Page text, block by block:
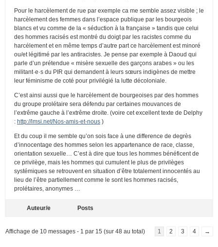
Pour le harcèlement de rue par exemple ca me semble assez visible ; le
harcèlement des femmes dans l’espace publique par les bourgeois
blancs et vu comme de la « séduction à la française » tandis que celui
des hommes racisés est montré du doigt par les racistes comme du
harcélement et en même temps d’autre part ce harcèlement est minoré
ou/et légitimé par les antiracistes. Je pense par exemple à Daoud qui
parle d’un prétendue « misère sexuelle des garçons arabes » ou les
militant·e·s du PIR qui demandent à leurs sœurs indigènes de mettre
leur féminisme de coté pour privilégié la lutte décoloniale.
C’est ainsi aussi que le harcèlement de bourgeoises par des hommes
du groupe prolétaire sera défendu par certaines mouvances de
l’extrême gauche à l’extrême droite. (voire cet excellent texte de Delphy
: http://lmsi.net/Nos-amis-et-nous )
Et du coup il me semble qu’on sois face à une difference de degrès
d’innocentage des hommes selon les appartenance de race, classe,
orientation sexuelle… C’est à dire que tous les hommes bénéficent de
ce privilège, mais les hommes qui cumulent le plus de privilèges
systémiques se retrouvent en situation d’être totalement innocentés au
lieu de l’être partiellement comme le sont les hommes racisés,
prolétaires, anonymes …
Auteur/e Posts
Affichage de 10 messages - 1 par 15 (sur 48 au total) 1 2 3 4 →